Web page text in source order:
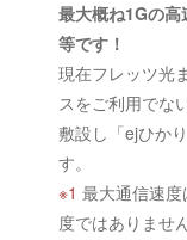
最大概ね1Gの高
等です！
現在フレッツ光
スをご利用でな
敷設し「ejひか
す。
※1 最大通信速
度ではありません